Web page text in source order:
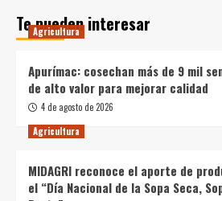
Te pueden interesar
Agricultura
Apurímac: cosechan más de 9 mil
de alto valor para mejorar calidad
4 de agosto de 2026
Agricultura
MIDAGRI reconoce el aporte de
el “Día Nacional de la Sopa Seca,